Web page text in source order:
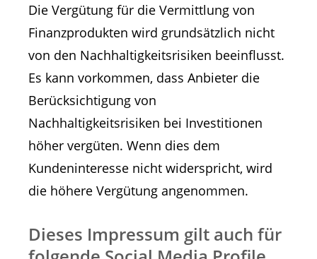
Die Vergütung für die Vermittlung von
Finanzprodukten wird grundsätzlich nicht
von den Nachhaltigkeitsrisiken beeinflusst.
Es kann vorkommen, dass Anbieter die
Berücksichtigung von
Nachhaltigkeitsrisiken bei Investitionen
höher vergüten. Wenn dies dem
Kundeninteresse nicht widerspricht, wird
die höhere Vergütung angenommen.
Dieses Impressum gilt auch für